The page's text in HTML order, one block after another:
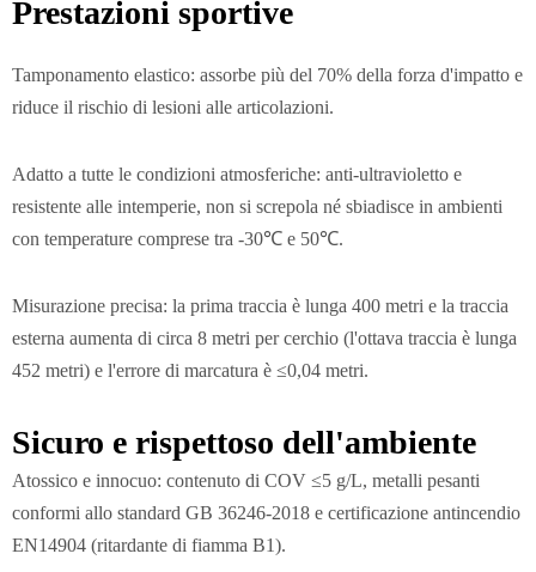
Prestazioni sportive
Tamponamento elastico: assorbe più del 70% della forza d'impatto e
riduce il rischio di lesioni alle articolazioni.
Adatto a tutte le condizioni atmosferiche: anti-ultravioletto e
resistente alle intemperie, non si screpola né sbiadisce in ambienti
con temperature comprese tra -30℃ e 50℃.
Misurazione precisa: la prima traccia è lunga 400 metri e la traccia
esterna aumenta di circa 8 metri per cerchio (l'ottava traccia è lunga
452 metri) e l'errore di marcatura è ≤0,04 metri.
Sicuro e rispettoso dell'ambiente
Atossico e innocuo: contenuto di COV ≤5 g/L, metalli pesanti
conformi allo standard GB 36246-2018 e certificazione antincendio
EN14904 (ritardante di fiamma B1).